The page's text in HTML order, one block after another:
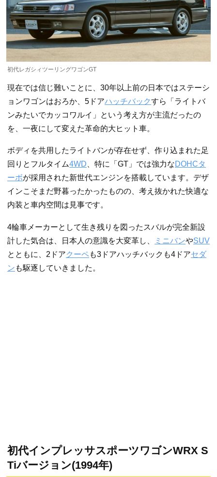
初代レガシィツーリングワゴンGT
現在では信じ難いことに、30年以上前の日本ではステーシ
ョンワゴンはおろか、5ドアハッチバックすら「ライトバ
ンみたいでカッコワルイ」という考え方が主流だったの
を、一夜にして変えた革命的大ヒット車。
ボディを共用したライトバンが存在せず、作り込まれた足
回りとフルタイム4WD 、特に「GT」では強力なDOHCタ
ーボが採用された新世代エンジンを搭載しています。デザ
インこそまだ野暮ったかったものの、考え抜かれた快適な
内装と車内空間は見事です。
4輪車メーカーとして生き残りを図ったスバルが完全新設
計した気合は、日本人の意識を大変革し、
ミニバンやSUV
とともに、2ドアクーペも3ドアハッチバックも4ドアセダ
ン も駆逐していきました。
初代インプレッサスポーツワゴンWRX S
Tiバージョン(1994年)